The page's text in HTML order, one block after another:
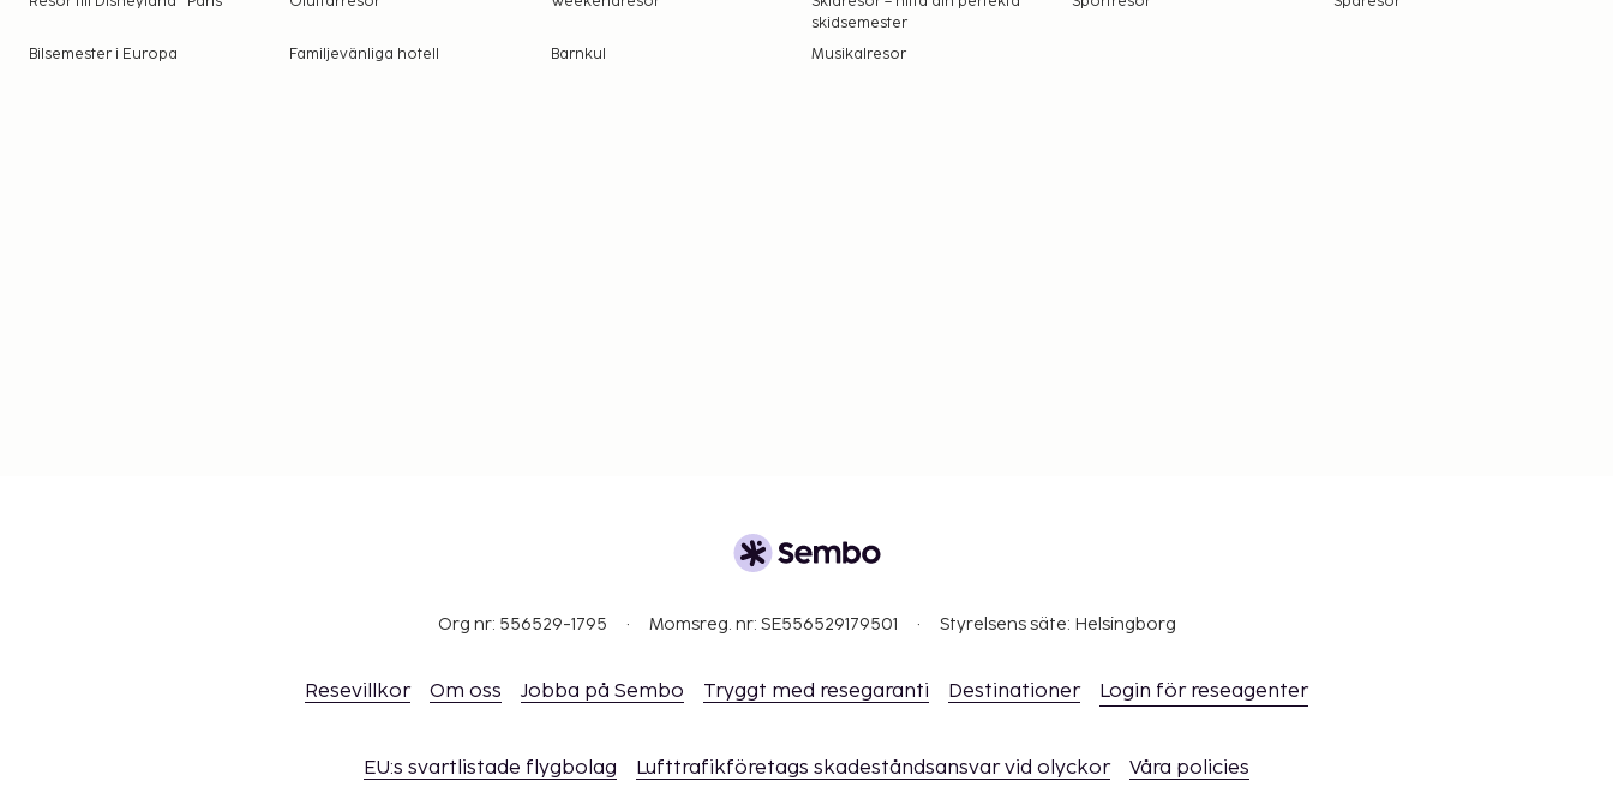
skidsemester
Bilsemester i Europa Familjevänliga hotell Barnkul Musikalresor
Org nr: 556529-1795 Momsreg. nr: SE556529179501 Styrelsens säte: Helsingborg
Resevillkor Om oss Jobba på Sembo Tryggt med resegaranti Destinationer Login för reseagenter
EU:s svartlistade flygbolag Lufttrafikföretags skadeståndsansvar vid olyckor Våra policies